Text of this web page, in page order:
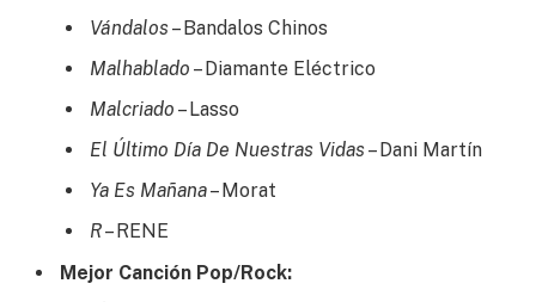
Vándalos – Bandalos Chinos
Malhablado – Diamante Eléctrico
Malcriado – Lasso
El Último Día De Nuestras Vidas – Dani Martín
Ya Es Mañana– Morat
R– RENE
Mejor Canción Pop/Rock: